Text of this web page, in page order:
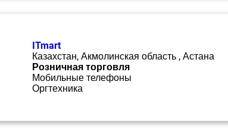
ITmart
Казахстан, Акмолинская область , Астана
Розничная торговля
Мобильные телефоны
Оргтехника